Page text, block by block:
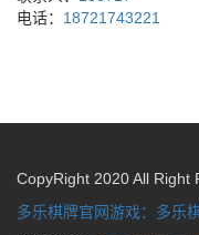
电话： 18721743221
CopyRight 2020 All Right
多乐棋牌官网游戏：多乐